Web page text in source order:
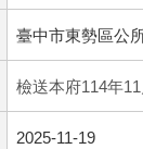
臺中市東勢區公
檢送本府114年
2025-11-19